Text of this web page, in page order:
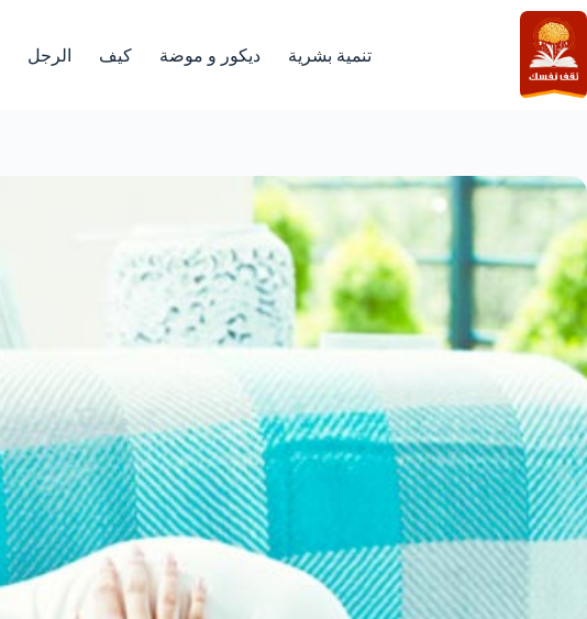
التجاوز
إلى
المحتوى
تنمية بشرية ديكور و موضة كيف الرجل